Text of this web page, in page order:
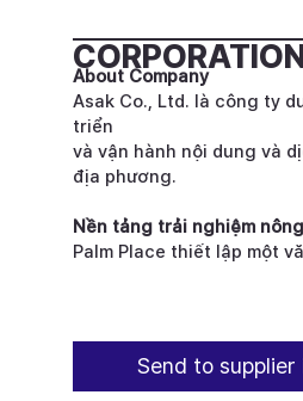
About Company
Asak Co., Ltd. là công ty
triển
và vận hành nội dung và
địa phương.
Nền tảng trải nghiệm
Palm Place thiết lập một
Send to supplier